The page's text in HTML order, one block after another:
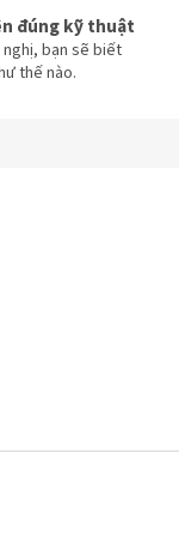
đúng kỹ thuật
bạn sẽ biết
thế nào.